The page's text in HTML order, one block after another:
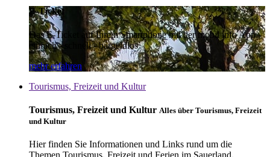
E-Ticket
Das E-Ticket auf Ihrem Smartphone mit der mobil info App -
einfach - schnell - bargeldlos
mehr erfahren
Tourismus, Freizeit und Kultur
Tourismus, Freizeit und Kultur Alles über Tourismus, Freizeit
und Kultur
Hier finden Sie Informationen und Links rund um die